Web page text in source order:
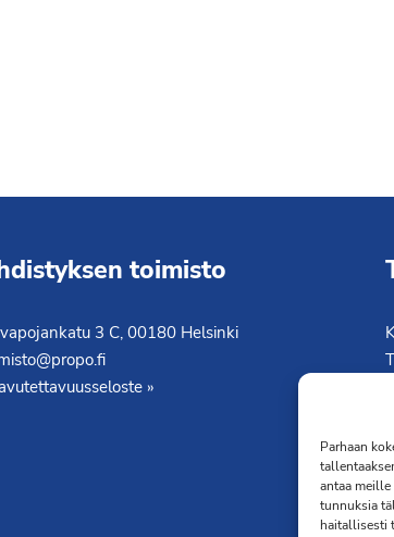
Parhaan
antaa
tunnuksia
haitallisesti
toimisto
3 C, 00180 Helsinki
»